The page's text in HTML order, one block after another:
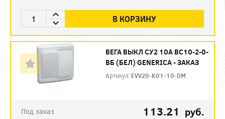
В КОРЗИНУ
ВЕГА ВЫКЛ СУ2 10А ВС10-2-0-
ВБ (БЕЛ) GENERICA - ЗАКАЗ
Артикул: EVV20-K01-10-DM
Под заказ 113.21 руб.